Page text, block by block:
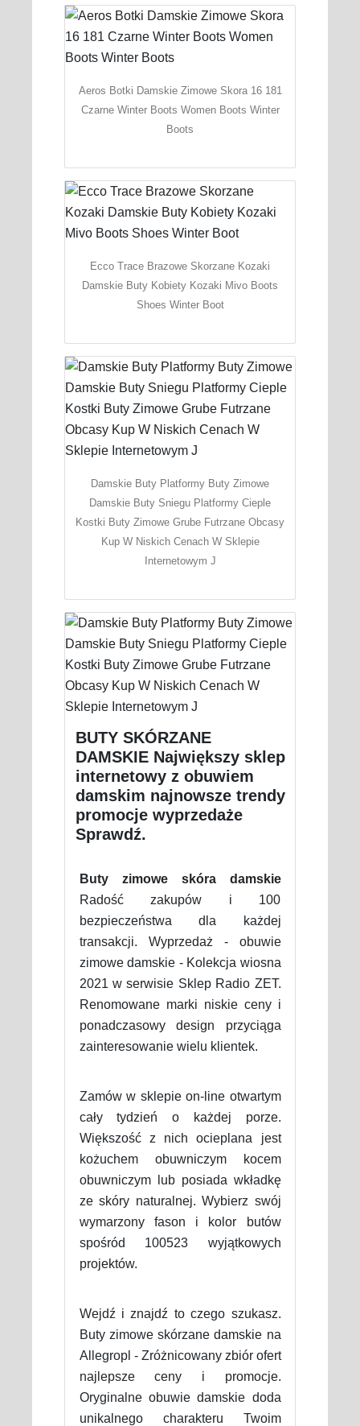
Aeros Botki Damskie Zimowe Skora 16 181
Czarne Winter Boots Women Boots Winter
Boots
Ecco Trace Brazowe Skorzane Kozaki
Damskie Buty Kobiety Kozaki Mivo Boots
Shoes Winter Boot
Damskie Buty Platformy Buty Zimowe
Damskie Buty Sniegu Platformy Cieple
Kostki Buty Zimowe Grube Futrzane Obcasy
Kup W Niskich Cenach W Sklepie
Internetowym J
BUTY SKÓRZANE
DAMSKIE Największy sklep
internetowy z obuwiem
damskim najnowsze trendy
promocje wyprzedaże
Sprawdź.
Buty zimowe skóra damskie
Radość zakupów i 100
bezpieczeństwa dla każdej
transakcji. Wyprzedaż - obuwie
zimowe damskie - Kolekcja wiosna
2021 w serwisie Sklep Radio ZET.
Renomowane marki niskie ceny i
ponadczasowy design przyciąga
zainteresowanie wielu klientek.
Zamów w sklepie on-line otwartym
cały tydzień o każdej porze.
Większość z nich ocieplana jest
kożuchem obuwniczym kocem
obuwniczym lub posiada wkładkę
ze skóry naturalnej. Wybierz swój
wymarzony fason i kolor butów
spośród 100523 wyjątkowych
projektów.
Wejdź i znajdź to czego szukasz.
Buty zimowe skórzane damskie na
Allegropl - Zróżnicowany zbiór ofert
najlepsze ceny i promocje.
Oryginalne obuwie damskie doda
unikalnego charakteru Twoim